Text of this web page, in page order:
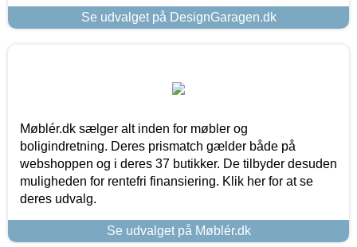
Se udvalget på DesignGaragen.dk
Møblér.dk sælger alt inden for møbler og
boligindretning. Deres prismatch gælder både på
webshoppen og i deres 37 butikker. De tilbyder desuden
muligheden for rentefri finansiering. Klik her for at se
deres udvalg.
Se udvalget på Møblér.dk